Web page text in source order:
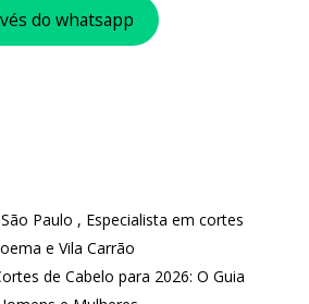
do whatsapp
Paulo , Especialista em cortes
e Vila Carrão
de Cabelo para 2026: O Guia